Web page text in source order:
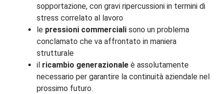
sopportazione, con gravi ripercussioni in termini di
stress correlato al lavoro
le pressioni commerciali sono un problema
conclamato che va affrontato in maniera
strutturale
il ricambio generazionale è assolutamente
necessario per garantire la continuità aziendale nel
prossimo futuro.